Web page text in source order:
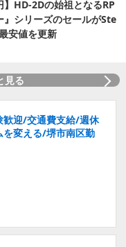
HD-2Dの始祖となるRP
』シリーズのセールがSte
安値を更新
見る
歓迎/交通費支給/週休
変える/堺市南区勤